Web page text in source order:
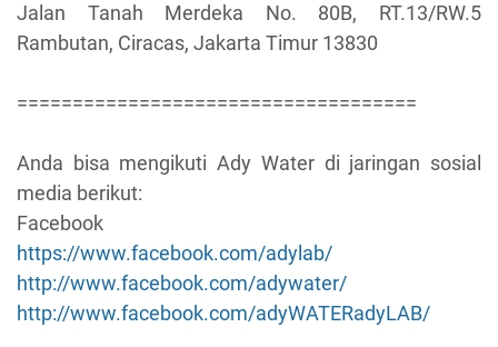
Jalan Tanah Merdeka No. 80B, RT.13/RW.5
Rambutan, Ciracas, Jakarta Timur 13830
====================================
Anda bisa mengikuti Ady Water di jaringan sosial
media berikut:
Facebook
https://www.facebook.com/adylab/
http://www.facebook.com/adywater/
http://www.facebook.com/adyWATERadyLAB/